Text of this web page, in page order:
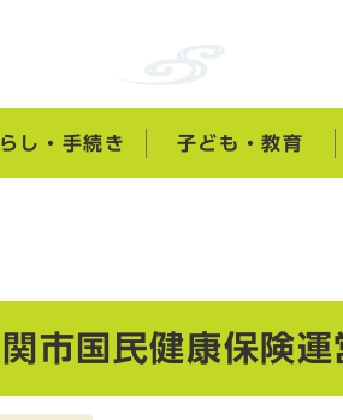
し・手続き 子ども・教育
市国民健康保険運